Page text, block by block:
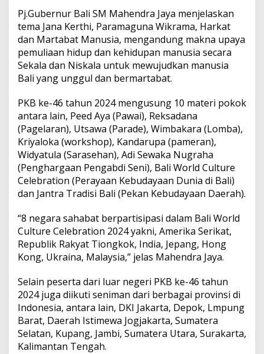
Pj.Gubernur Bali SM Mahendra Jaya menjelaskan
tema Jana Kerthi, Paramaguna Wikrama, Harkat
dan Martabat Manusia, mengandung makna upaya
pemuliaan hidup dan kehidupan manusia secara
Sekala dan Niskala untuk mewujudkan manusia
Bali yang unggul dan bermartabat.
PKB ke-46 tahun 2024 mengusung 10 materi pokok
antara lain, Peed Aya (Pawai), Reksadana
(Pagelaran), Utsawa (Parade), Wimbakara (Lomba),
Kriyaloka (workshop), Kandarupa (pameran),
Widyatula (Sarasehan), Adi Sewaka Nugraha
(Penghargaan Pengabdi Seni), Bali World Culture
Celebration (Perayaan Kebudayaan Dunia di Bali)
dan Jantra Tradisi Bali (Pekan Kebudayaan Daerah).
“8 negara sahabat berpartisipasi dalam Bali World
Culture Celebration 2024 yakni, Amerika Serikat,
Republik Rakyat Tiongkok, India, Jepang, Hong
Kong, Ukraina, Malaysia,” jelas Mahendra Jaya.
Selain peserta dari luar negeri PKB ke-46 tahun
2024 juga diikuti seniman dari berbagai provinsi di
Indonesia, antara lain, DKI Jakarta, Depok, Lmpung
Barat, Daerah Istimewa Jogjakarta, Sumatera
Selatan, Kupang, Jambi, Sumatera Utara, Surakarta,
Kalimantan Tengah.